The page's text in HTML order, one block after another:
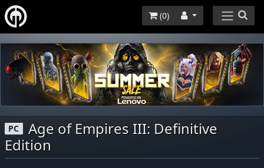
(0)
PC
Age of Empires III: Definitive
Edition